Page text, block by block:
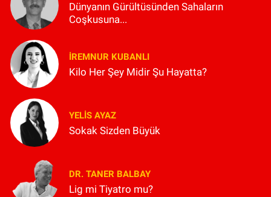
Dünyanın Gürültüsünden Sahaların
Coşkusuna...
İREMNUR KUBANLI
Kilo Her Şey Midir Şu Hayatta?
YELIS AYAZ
Sokak Sizden Büyük
DR. TANER BALBAY
Lig mi Tiyatro mu?